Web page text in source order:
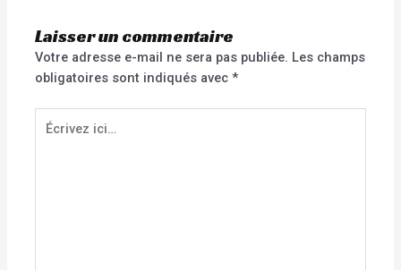
Laisser un commentaire
Votre adresse e-mail ne sera pas publiée. Les champs
obligatoires sont indiqués avec*
Écrivez
ici…